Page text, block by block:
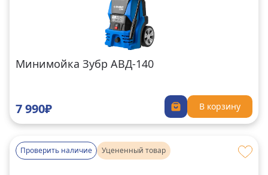
Минимойка Зубр АВД-140
7 990₽ В корзину
Проверить наличие Уцененный товар